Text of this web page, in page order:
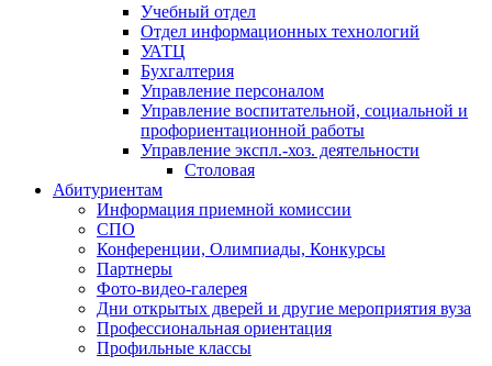
Учебный отдел
Отдел информационных технологий
УАТЦ
Бухгалтерия
Управление персоналом
Управление воспитательной, социальной и
профориентационной работы
Управление экспл.-хоз. деятельности
Столовая
Абитуриентам
Информация приемной комиссии
СПО
Конференции, Олимпиады, Конкурсы
Партнеры
Фото-видео-галерея
Дни открытых дверей и другие мероприятия вуза
Профессиональная ориентация
Профильные классы